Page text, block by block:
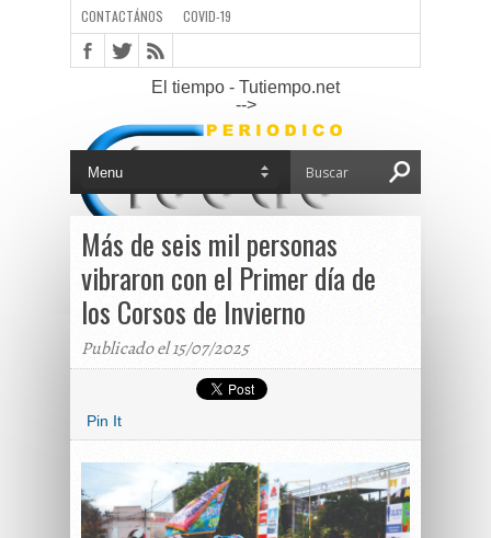
CONTACTÁNOS COVID-19
El tiempo - Tutiempo.net
-->
Más de seis mil personas
vibraron con el Primer día de
los Corsos de Invierno
Publicado el 15/07/2025
Pin It